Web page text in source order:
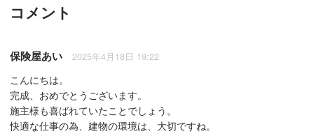
コメント
保険屋あい 2025年4月18日 19:22
こんにちは。
完成、おめでとうございます。
施主様も喜ばれていたことでしょう。
快適な仕事の為、建物の環境は、大切ですね。